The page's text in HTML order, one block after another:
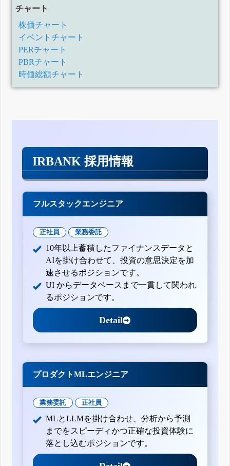
チャート
株価チャート
イベントチャート
PERチャート
PBRチャート
時価総額チャート
IRBANK 採用情報
フルスタックエンジニア
正社員 業務委託
10年以上蓄積したファイナンスデータと
AIを掛け合わせて、投資の意思決定を加
速させるポジションです。
UI からデータベースまで一貫して関われ
るポジションです。
Detail
プロダクトMLエンジニア
業務委託 正社員
MLとLLMを掛け合わせ、分析から予測
までをスピーディかつ正確な投資体験に
落とし込むポジションです。